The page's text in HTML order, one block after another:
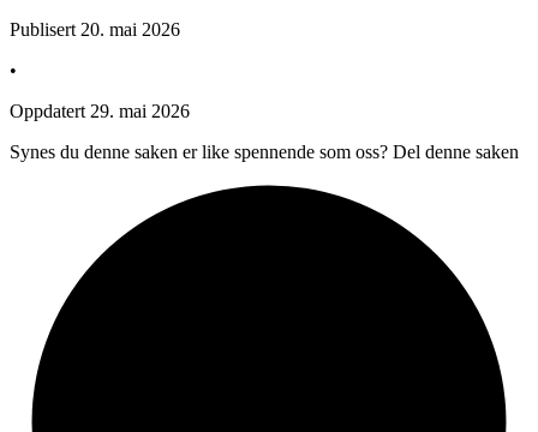
Publisert 20. mai 2026
•
Oppdatert 29. mai 2026
Synes du denne saken er like spennende som oss? Del denne saken